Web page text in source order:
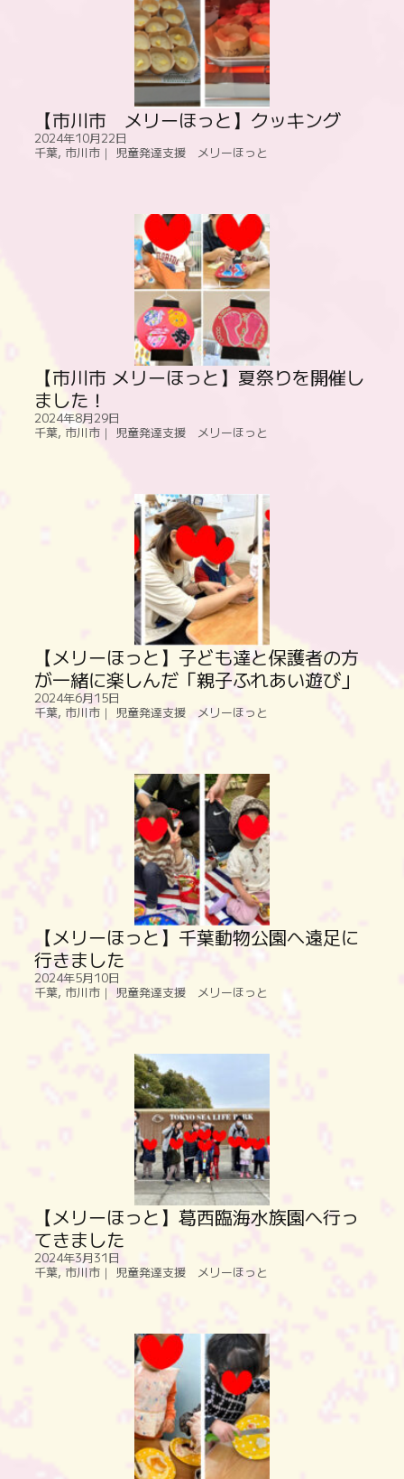
【市川市 メリーほっと】クッキング
2024年10月22日
千葉, 市川市｜ 児童発達支援 メリーほっと
【市川市 メリーほっと】夏祭りを開催し
ました！
2024年8月29日
千葉, 市川市｜ 児童発達支援 メリーほっと
【メリーほっと】子ども達と保護者の方
が一緒に楽しんだ「親子ふれあい遊び」
2024年6月15日
千葉, 市川市｜ 児童発達支援 メリーほっと
【メリーほっと】千葉動物公園へ遠足に
行きました
2024年5月10日
千葉, 市川市｜ 児童発達支援 メリーほっと
【メリーほっと】葛西臨海水族園へ行っ
てきました
2024年3月31日
千葉, 市川市｜ 児童発達支援 メリーほっと